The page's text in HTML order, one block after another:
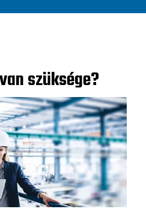
szüksége?